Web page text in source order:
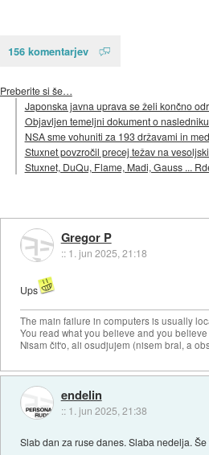
156 komentarjev
Preberite si še…
Japonska javna uprava se želi končno
Objavljen temeljni dokument o
NSA sme vohuniti za 193 državami in
Stuxnet povzročil precej težav na
Stuxnet, DuQu, Flame, Madi, Gauss ...
Gregor P
:: 1. jun 2025, 21:18
Ups
The main failure in computers is usually
You read what you believe and you believe
Nisam čit'o, ali osudjujem (nisem bral, a
endelin
:: 1. jun 2025, 21:38
Slab dan za ruse danes. Slaba nedelja. Še